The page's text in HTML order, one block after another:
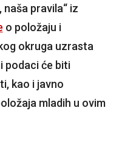
naša pravila“ iz
o položaju i
okruga uzrasta
podaci će biti
kao i javno
mladih u ovim